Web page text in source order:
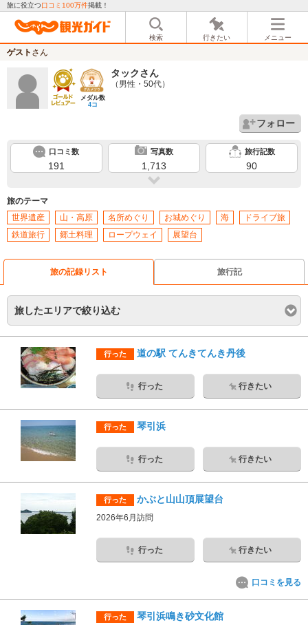
旅に役立つ口コミ100万件掲載！
検索 行きたい メニュー
ゲスト さん
メダル数
4コ
タックさん
（男性・50代）
フォロー
口コミ数
191
写真数
1,713
旅行記数
90
旅のテーマ
世界遺産
山・高原 名所めぐり お城めぐり 海
ドライブ旅
鉄道旅行
郷土料理 ロープウェイ 展望台
旅の記録リスト 旅行記
旅したエリアで絞り込む
行った 道の駅 てんきてんき丹後
行った 行きたい
行った 琴引浜
行った 行きたい
行った かぶと山山頂展望台
2026年6月訪問
行った 行きたい
口コミを見る
行った 琴引浜鳴き砂文化館